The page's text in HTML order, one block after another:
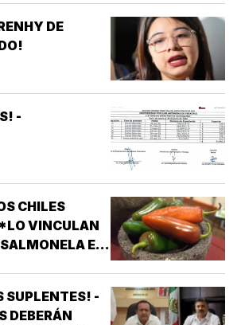
MÉDICOS Y
DE
-
CHILES
VINCULAN
EN
SUPLENTES! -
DEBERÁN